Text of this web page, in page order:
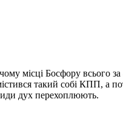
місці Босфору всього
такий собі КПП, а
дух перехоплюють.